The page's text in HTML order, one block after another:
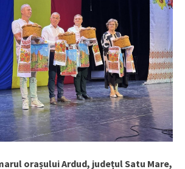
orașului Ardud, județul Satu Mare,